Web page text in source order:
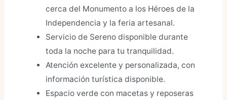
cerca del Monumento a los Héroes de la
Independencia y la feria artesanal.
Servicio de Sereno disponible durante
toda la noche para tu tranquilidad.
Atención excelente y personalizada, con
información turística disponible.
Espacio verde con macetas y reposeras